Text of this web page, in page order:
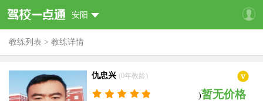
安阳
教练列表 > 教练详情
仇忠兴 (0年教龄)
)暂无价格